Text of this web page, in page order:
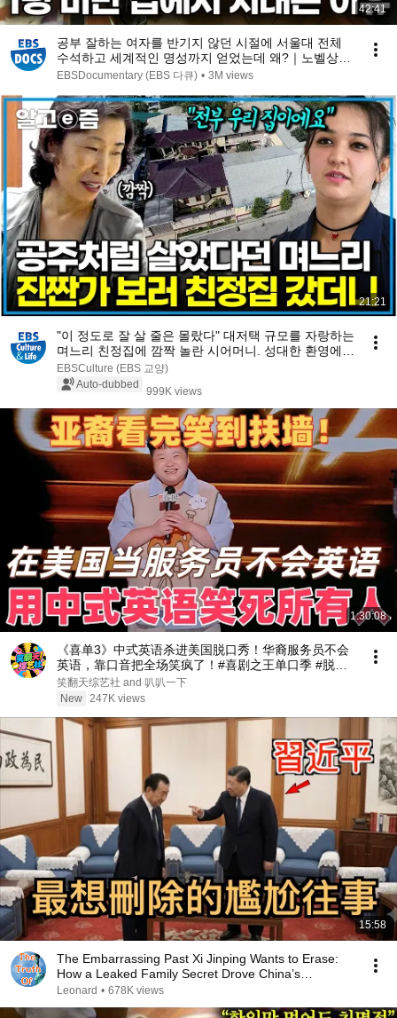
42:41
공부 잘하는 여자를 반기지 않던 시절에 서울대 전체
수석하고 세계적인 명성까지 얻었는데 왜?｜노벨상도
7성급 호텔도 부럽지 않은 어느 학자의 품격｜여백서
EBSDocumentary (EBS 다큐) • 3M views
21:21
"이 정도로 잘 살 줄은 몰랐다" 대저택 규모를 자랑하는
며느리 친정집에 깜짝 놀란 시어머니. 성대한 환영에
몸 둘 바를 모르는데...｜다문화 고부열전｜알고e즘
EBSCulture (EBS 교양)
Auto-dubbed
999K views
1:30:08
《喜单3》中式英语杀进美国脱口秀！华裔服务员不会
英语，靠口音把全场笑疯了！#喜剧之王单口季 #脱口
秀 #搞笑 #喜剧 #funny #综艺
笑翻天综艺社 and 叭叭一下
New 247K views
15:58
The Embarrassing Past Xi Jinping Wants to Erase:
How a Leaked Family Secret Drove China’s
Richest...
Leonard • 678K views